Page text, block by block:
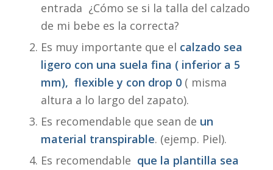
entrada ¿Cómo se si la talla del calzado
de mi bebe es la correcta?
Es muy importante que el calzado sea
ligero con una suela fina ( inferior a 5
mm), flexible y con drop 0( misma
altura a lo largo del zapato).
Es recomendable que sean de un
material transpirable. (ejemp. Piel).
Es recomendable que la plantilla sea